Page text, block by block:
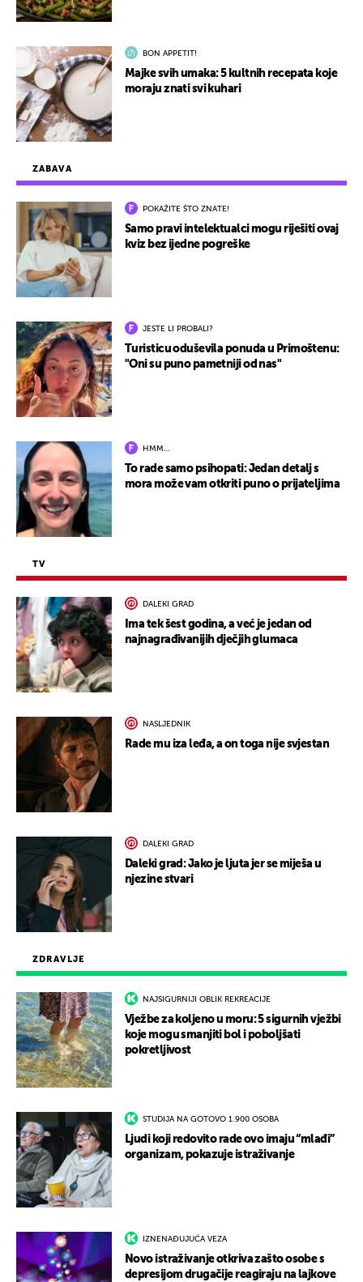
ZDRAVLJE
NAJSIGURNIJI OBLIK REKREACIJE
Vježbe za koljeno u moru: 5 sigurnih vježbi
koje mogu smanjiti bol i poboljšati
pokretljivost
STUDIJA NA GOTOVO 1.900 OSOBA
Ljudi koji redovito rade ovo imaju “mlađi”
organizam, pokazuje istraživanje
IZNENAĐUJUĆA VEZA
Novo istraživanje otkriva zašto osobe s
depresijom drugačije reagiraju na lajkove
ZABAVA
POKAŽITE ŠTO ZNATE!
Samo pravi intelektualci mogu riješiti ovaj
kviz bez ijedne pogreške
JESTE LI PROBALI?
Turisticu oduševila ponuda u Primoštenu:
"Oni su puno pametniji od nas"
HMM…
To rade samo psihopati: Jedan detalj s
mora može vam otkriti puno o prijateljima
TV
DALEKI GRAD
Ima tek šest godina, a već je jedan od
najnagrađivanijih dječjih glumaca
NASLJEDNIK
Rade mu iza leđa, a on toga nije svjestan
DALEKI GRAD
Daleki grad: Jako je ljuta jer se miješa u
njezine stvari
BON APPETIT!
Majke svih umaka: 5 kultnih recepata koje
moraju znati svi kuhari